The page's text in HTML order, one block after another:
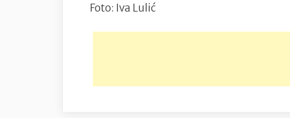
Foto: Iva Lulić